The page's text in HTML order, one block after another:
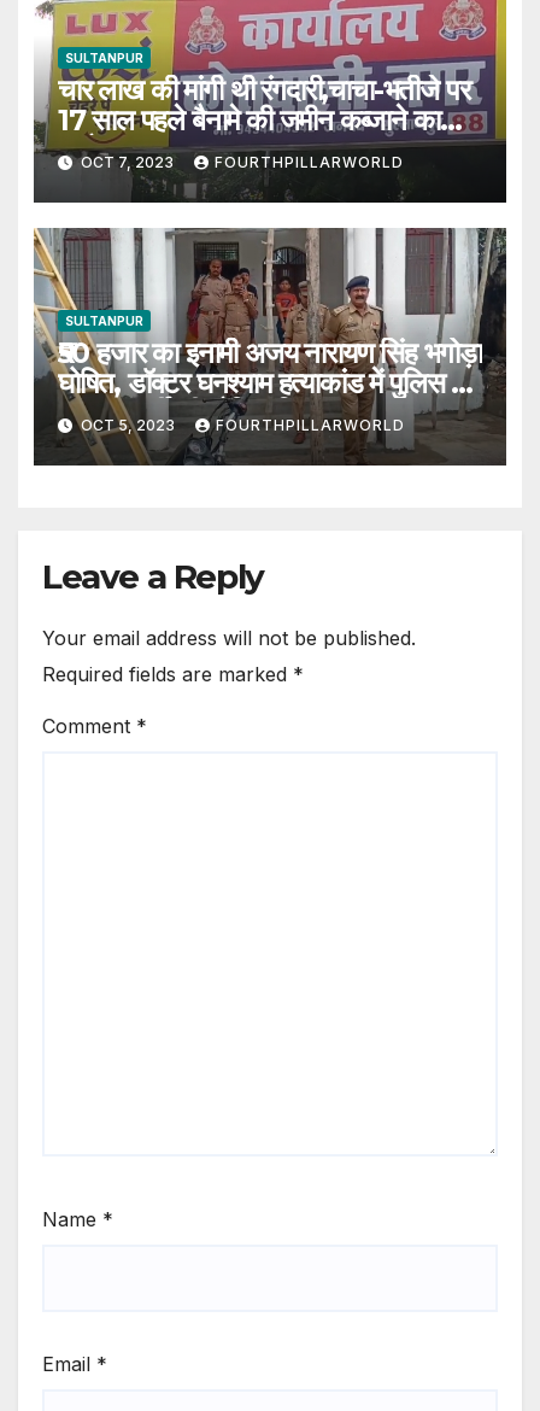
SULTANPUR
चार लाख की मांगी थी रंगदारी,चाचा-भतीजे पर
17 साल पहले बैनामे की जमीन कब्जाने का
आरोप
OCT 7, 2023 FOURTHPILLARWORLD
SULTANPUR
₹50 हजार का इनामी अजय नारायण सिंह भगोड़ा
घोषित, डॉक्टर घनश्याम हत्याकांड में पुलिस ने
घर पर कुर्की की नोटिस किया चस्पा
OCT 5, 2023 FOURTHPILLARWORLD
Leave a Reply
Your email address will not be published.
Required fields are marked *
Comment *
Name *
Email *